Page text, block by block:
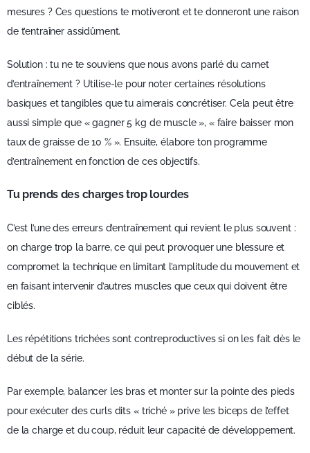
mesures ? Ces questions te motiveront et te donneront une raison
de t’entraîner assidûment.
Solution : tu ne te souviens que nous avons parlé du carnet
d’entraînement ? Utilise-le pour noter certaines résolutions
basiques et tangibles que tu aimerais concrétiser. Cela peut être
aussi simple que « gagner 5 kg de muscle », « faire baisser mon
taux de graisse de 10 % ». Ensuite, élabore ton programme
d’entraînement en fonction de ces objectifs.
Tu prends des charges trop lourdes
C’est l’une des erreurs d’entraînement qui revient le plus souvent :
on charge trop la barre, ce qui peut provoquer une blessure et
compromet la technique en limitant l’amplitude du mouvement et
en faisant intervenir d’autres muscles que ceux qui doivent être
ciblés.
Les répétitions trichées sont contreproductives si on les fait dès le
début de la série.
Par exemple, balancer les bras et monter sur la pointe des pieds
pour exécuter des curls dits « triché » prive les biceps de l’effet
de la charge et du coup, réduit leur capacité de développement.